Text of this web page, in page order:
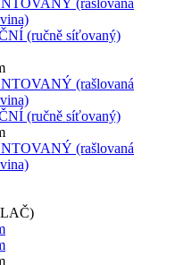
(rašlovaná
(ručně síťovaný)
(rašlovaná
(ručně síťovaný)
(rašlovaná